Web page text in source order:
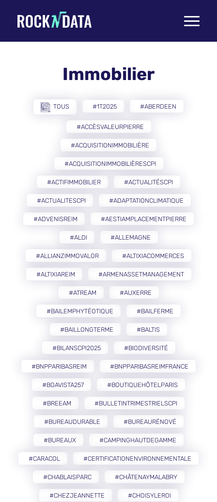
Toggle
Immobilier
TOUS #1T2025 #ABERDEEN
#ACCÈSVALEURPIERRE
#ACQUISITIONIMMOBILIÈRE
#ACQUISITIONIMMOBILIÈRESCPI
#ACTIFIMMOBILIER #ACTUALITÉSCPI
#ACTUALITESCPI #ADAPTATIONCLIMATIQUE
#ADVENISREIM #AESTIAMPLACEMENTPIERRE
#ALDI #ALLEMAGNE
#ALLIANZIMMOVALOR #ALTIXIACOMMERCES
#ALTIXIAREIM #ARMENASSETMANAGEMENT
#ATREAM #AUXERRE
#BAILEMPHYTÉOTIQUE #BAILFERME
#BAILLONGTERME #BALTIS
#BILANSCPI2025 #BIODIVERSITÉ
#BNPPARIBASREIM #BNPPARIBASREIMFRANCE
#BOAVISTA257 #BOUTIQUEHÔTELPARIS
#BREEAM #BULLETINTRIMESTRIELSCPI
#BUREAUDURABLE #BUREAURÉNOVÉ
#BUREAUX #CAMPINGHAUTDEGAMME
#CARACOL #CERTIFICATIONENVIRONNEMENTALE
#CHABLAISPARC #CHÂTENAYMALABRY
#CHEZJEANNETTE #CHOISYLEROI